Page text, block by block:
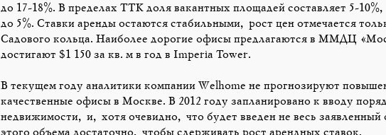
до 17-18%. В пределах ТТК доля вакантных площадей составляет 5-
до 5%. Ставки аренды остаются стабильными, рост цен отмечается
Садового кольца. Наиболее дорогие офисы предлагаются в ММДЦ
достигают $1 150 за кв. м в год в Imperia Tower.
В текущем году аналитики компании Welhome не прогнозируют
качественные офисы в Москве. В 2012 году запланировано к вводу
недвижимости, и, хотя очевидно, что будет введен не весь